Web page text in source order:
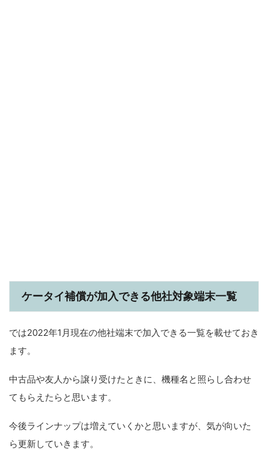
ケータイ補償が加入できる他社対象端末一覧
では2022年1月現在の他社端末で加入できる一覧を載せておき
ます。
中古品や友人から譲り受けたときに、機種名と照らし合わせ
てもらえたらと思います。
今後ラインナップは増えていくかと思いますが、気が向いた
ら更新していきます。